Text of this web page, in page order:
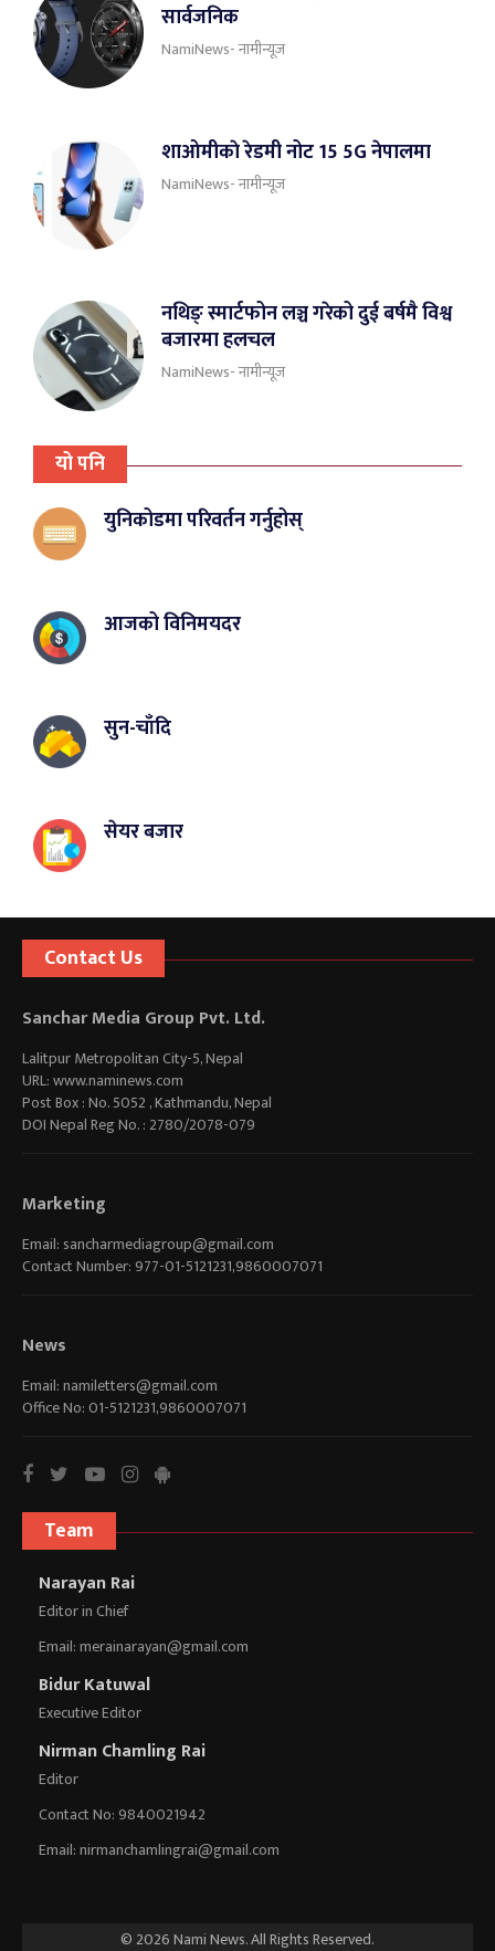
सार्वजनिक
NamiNews- नामीन्यूज
शाओमीकाे रेडमी नोट 15 5G नेपालमा
NamiNews- नामीन्यूज
नथिङ् स्मार्टफोन लञ्च गरेको दुई बर्षमै विश्व
बजारमा हलचल
NamiNews- नामीन्यूज
यो पनि
युनिकोडमा परिवर्तन गर्नुहोस्
आजको विनिमयदर
सुन-चाँदि
सेयर बजार
Contact Us
Sanchar Media Group Pvt. Ltd.
Lalitpur Metropolitan City-5, Nepal
URL: www.naminews.com
Post Box : No. 5052 , Kathmandu, Nepal
DOI Nepal Reg No. : 2780/2078-079
Marketing
Email: sancharmediagroup@gmail.com
Contact Number: 977-01-5121231,9860007071
News
Email:namiletters@gmail.com
Office No: 01-5121231,9860007071
Team
Narayan Rai
Editor in Chief
Email:merainarayan@gmail.com
Bidur Katuwal
Executive Editor
Nirman Chamling Rai
Editor
Contact No: 9840021942
Email:nirmanchamlingrai@gmail.com
© 2026 Nami News. All Rights Reserved.